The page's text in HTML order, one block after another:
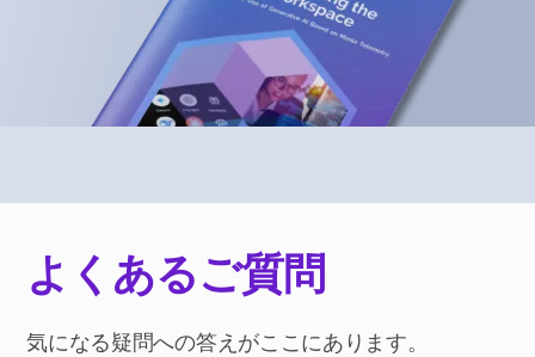
よくあるご質問
気になる疑問への答えがここにあります。